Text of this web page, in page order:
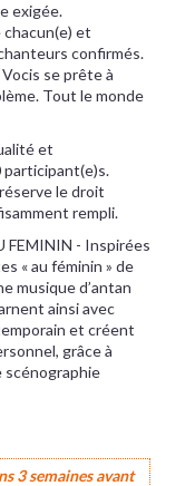
exigée.
et
confirmés.
se prête à
Tout le monde
et
participant(e)s.
le droit
rempli.
FEMININ - Inspirées
« au féminin » de
musique d’antan
ainsi avec
et créent
grâce à
3 semaines avant